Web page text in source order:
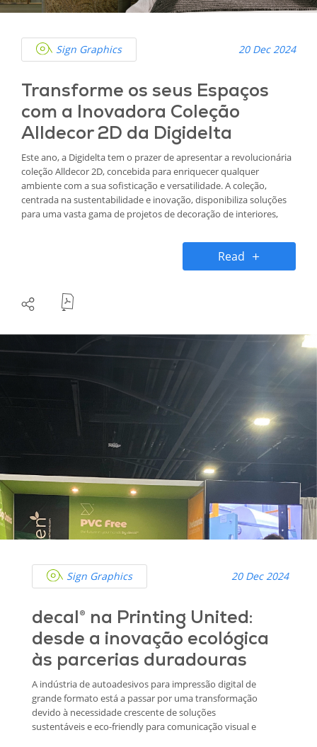
Sign Graphics 20 Dec 2024
Transforme os seus Espaços
com a Inovadora Coleção
Alldecor 2D da Digidelta
Este ano, a Digidelta tem o prazer de apresentar a revolucionária
coleção Alldecor 2D, concebida para enriquecer qualquer
ambiente com a sua sofisticação e versatilidade. A coleção,
centrada na sustentabilidade e inovação, disponibiliza soluções
para uma vasta gama de projetos de decoração de interiores,
Read
Sign Graphics 20 Dec 2024
decal® na Printing United:
desde a inovação ecológica
às parcerias duradouras
A indústria de autoadesivos para impressão digital de
grande formato está a passar por uma transformação
devido à necessidade crescente de soluções
sustentáveis e eco-friendly para comunicação visual e